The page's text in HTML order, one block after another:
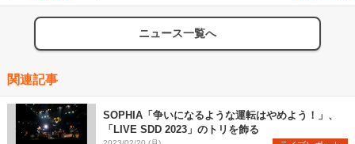
ニュース一覧へ
関連記事
SOPHIA「争いになるような運転はやめよう！」、
「LIVE SDD 2023」のトリを飾る